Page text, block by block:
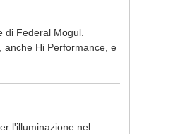
di Federal Mogul.
anche Hi Performance, e
l'illuminazione nel